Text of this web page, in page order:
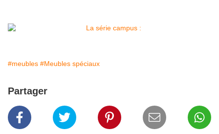
#meubles #Meubles spéciaux
Partager